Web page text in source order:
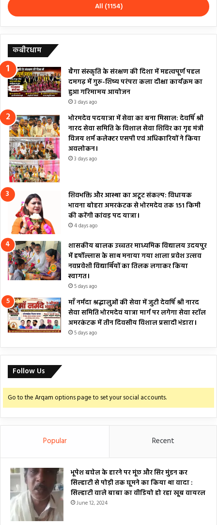
All (1154)
कबीरधाम
बैगा संस्कृति के संरक्षण की दिशा में महत्वपूर्ण पहल
दमगढ़ में गुरु-शिष्य परंपरा कला दीक्षा कार्यक्रम का
हुआ गरिमामय आयोजन
3 days ago
भोरमदेव पदयात्रा में सेवा का बना मिसाल: देवर्षि श्री
नारद सेवा समिति के विशाल सेवा शिविर का गृह मंत्री
विजय शर्म कलेक्टर एसपी एवं अधिकारियों ने किया
अवलोकन।
3 days ago
शिवभक्ति और आस्था का अटूट संकल्प: विधायक
भावना बोहरा अमरकंटक से भोरमदेव तक 151 किमी
की करेंगी कांवड़ पद यात्रा।
4 days ago
शासकीय बालक उच्चतर माध्यमिक विद्यालय उदयपुर
में हर्षोल्लास के साथ मनाया गया शाला प्रवेश उत्सव
नवप्रवेशी विद्यार्थियों का तिलक लगाकर किया
स्वागत।
5 days ago
माँ नर्मदा श्रद्धालुओं की सेवा में जुटी देवर्षि श्री नारद
सेवा समिति भोरमदेव यात्रा मार्ग पर लगेगा सेवा स्टॉल
अमरकंटक में तीन दिवसीय विशाल प्रसादी भंडारा।
5 days ago
Follow Us
Go to the Arqam options page to set your social accounts.
Popular Recent
भूपेश बघेल के हारने पर मूंछ और सिर मुंडन कर
सिल्हाटी से पोड़ी तक घूमने का किया था वादा :
सिल्हाटी वाले बाबा का वीडियो हो रहा खूब वायरल
June 12, 2024